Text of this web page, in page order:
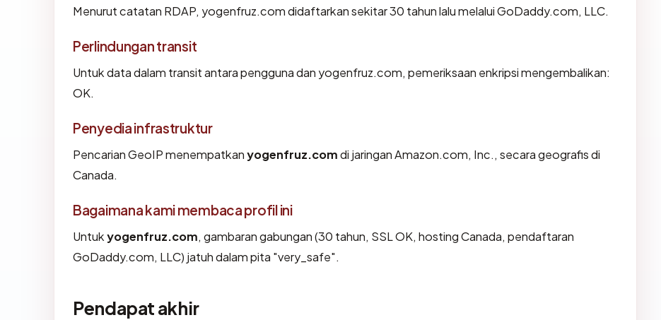
Menurut catatan RDAP, yogenfruz.com didaftarkan sekitar 30 tahun lalu melalui GoDaddy.com, LLC.
Perlindungan transit
Untuk data dalam transit antara pengguna dan yogenfruz.com, pemeriksaan enkripsi mengembalikan:
OK.
Penyedia infrastruktur
Pencarian GeoIP menempatkanyogenfruz.comdi jaringan Amazon.com, Inc., secara geografis di
Canada.
Bagaimana kami membaca profil ini
Untukyogenfruz.com, gambaran gabungan (30 tahun, SSL OK, hosting Canada, pendaftaran
GoDaddy.com, LLC) jatuh dalam pita "very_safe".
Pendapat akhir